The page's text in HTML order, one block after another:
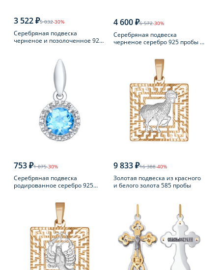
3 522 ₽5 032-30%
Серебряная подвеска
черненое и позолоченное 925
4 600 ₽6 572-30%
Серебряная подвеска
черненое серебро 925 пробы с
753 ₽1 075-30%
Серебряная подвеска
родированное серебро 925
9 833 ₽16 388-40%
Золотая подвеска из красного
и белого золота 585 пробы